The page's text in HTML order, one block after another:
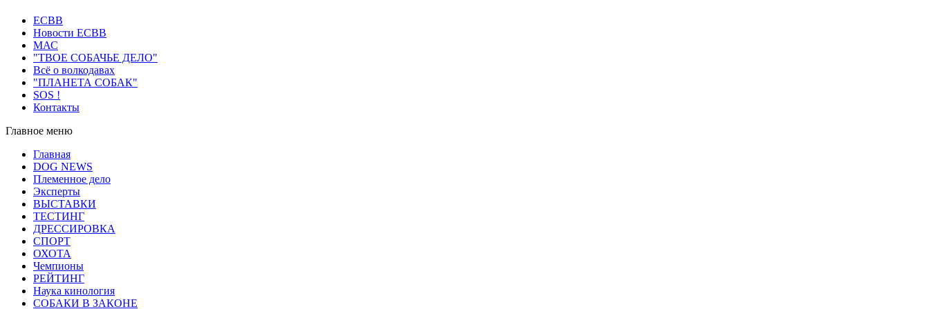
ECВB
Новости ЕСВВ
МАС
"ТВОЕ СОБАЧЬЕ ДЕЛО"
Всё о волкодавах
"ПЛАНЕТА СОБАК"
SOS !
Контакты
Главное меню
Главная
DOG NEWS
Племенное дело
Эксперты
ВЫСТАВКИ
ТЕСТИНГ
ДРЕССИРОВКА
СПОРТ
ОХОТА
Чемпионы
РЕЙТИНГ
Наука кинология
СОБАКИ В ЗАКОНЕ